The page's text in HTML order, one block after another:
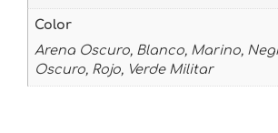
Color
Arena Oscuro, Blanco, Marino,
Oscuro, Rojo, Verde Militar